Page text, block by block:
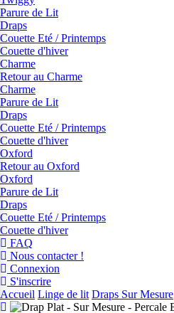
Parure de Lit
Draps
Couette Eté / Printemps
Couette d'hiver
Charme
Retour au Charme
Charme
Parure de Lit
Draps
Couette Eté / Printemps
Couette d'hiver
Oxford
Retour au Oxford
Oxford
Parure de Lit
Draps
Couette Eté / Printemps
Couette d'hiver
FAQ
Nous contacter !
Connexion
S'inscrire
Accueil Linge de lit Draps Sur Mesure